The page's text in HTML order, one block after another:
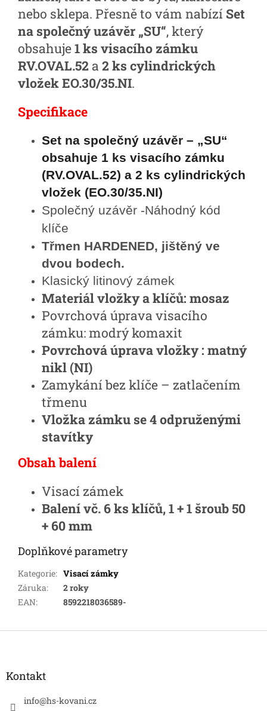
nebo sklepa. Přesně to vám nabízí Set
na společný uzávěr „SU“, který
obsahuje1 ks visacího zámku
RV.OVAL.52 a 2 ks cylindrických
vložek EO.30/35.NI.
Specifikace
Set na společný uzávěr – „SU“
obsahuje 1 ks visacího zámku
(RV.OVAL.52) a 2 ks cylindrických
vložek (EO.30/35.NI)
Společný uzávěr -Náhodný kód
klíče
Třmen HARDENED, jištěný ve
dvou bodech.
Klasický litinový zámek
Materiál vložky a klíčů: mosaz
Povrchová úprava visacího
zámku: modrý komaxit
Povrchová úprava vložky : matný
nikl (NI)
Zamykání bez klíče – zatlačením
třmenu
Vložka zámku se 4 odpruženými
stavítky
Obsah balení
Visací zámek
Balení vč. 6 ks klíčů, 1 + 1 šroub 50
+ 60 mm
Doplňkové parametry
Kategorie: Visací zámky
Záruka:
2 roky
EAN: 8592218036589-
Kontakt
info@hs-kovani.cz